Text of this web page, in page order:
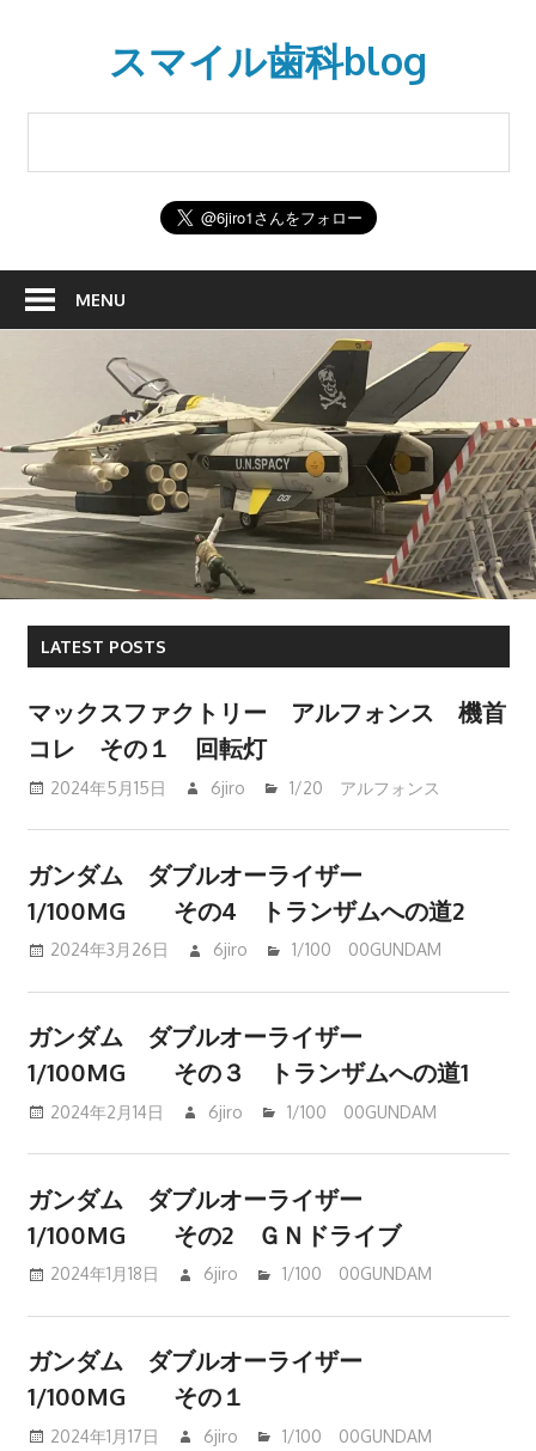
スマイル歯科blog
MENU
LATEST POSTS
マックスファクトリー アルフォンス 機首
コレ その１ 回転灯
2024年5月15日 6jiro 1/20 アルフォンス
ガンダム ダブルオーライザー
1/100MG その4 トランザムへの道2
2024年3月26日 6jiro 1/100 00GUNDAM
ガンダム ダブルオーライザー
1/100MG その３ トランザムへの道1
2024年2月14日 6jiro 1/100 00GUNDAM
ガンダム ダブルオーライザー
1/100MG その2 ＧＮドライブ
2024年1月18日 6jiro 1/100 00GUNDAM
ガンダム ダブルオーライザー
1/100MG その１
2024年1月17日 6jiro 1/100 00GUNDAM